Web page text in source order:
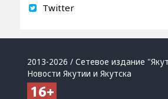
Twitter
2013-2026 / Сетевое издание
Новости Якутии и Якутска